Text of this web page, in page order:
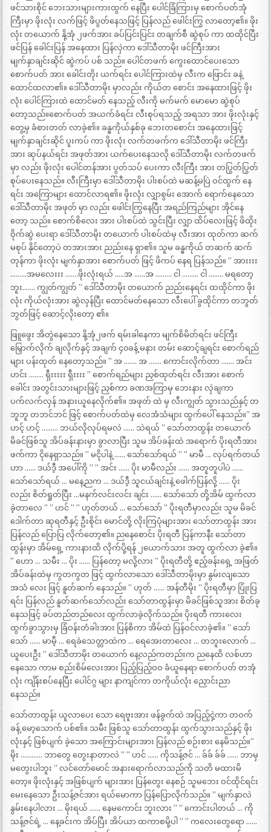
ဖင်သားစိုင် ဘေးသားများကားထွက် နေပြီး ပေါင်ခြံကြားမှ စောက်ပတ်အုံ
ကြီးမှာ ဖိုးလုံး လက်ဖြင့် ဖိပွတ်နေသဖြင့် ပြန်လည် ဖေါင်းကြွ လာတော့၏။ ဖိုး
လုံး တယောက် နို့အုံ ၂ဖက်အား ခပ်ပြင်းပြင်း တချက်စီ ဆွဲစုပ် ကာ ထထိုင်ပြီး
ဖင်ပြန် ခေါင်းပြန် အနေထား ပြန်လှဲကာ ဒေါ်သီတာမိုး ဖင်ကြီးအား
မျက်နှာချင်းဆိုင် ဆွဲကပ် ပစ် သည်။ ပေါင်တဖက် ကွေးထောင်ပေးသော
စောက်ပတ် အား ခေါင်းတိုး ယက်ရင်း ပေါင်ကြားထဲမှ လီးက ဖြောင်း ခနဲ့
ထောင်ထလာ၏။ ဒေါ်သီတာမိုး မှာလည်း ကိုယ်တ စောင်း အနေထားဖြင့် ဖိုး
လုံး ပေါင်ကြားထဲ ထောင်မတ် နေသည့် လီးကို မက်မက် မောမော ဆွဲစုပ်
တော့သည်။စောက်ပတ် အယက်ခံရင်း လီးစုပ်ရသည့် အရသာ အား ဖိုးလုံးနှင့်
တွေ့မှ ခံစားတတ် လာခဲ့၏။ ခန္ဓကိုယ်နှစ်ခု ဘေးတစောင်း အနေထားဖြင့်
မျက်နှာချင်းဆိုင် ပူးကပ် ကာ ဖိုးလုံး လက်တဖက်က ဒေါ်သီတာမိုး ဖင်ကြီး
အား ဆုပ်နယ်ရင်း အဖုတ်အား ယက်ပေးနေသလို ဒေါ်သီတာမိုး လက်တဖက်
မှာ လည်း ဖိုးလုံး ပေါင်တန်အား ပွတ်သပ် ပေးကာ လီးကြီး အား တပြွတ်ပြွတ်
စုပ်ပေးနေသည်။ လီးကြီးမှာ ဒေါ်သီတာမိုး ပါးစပ်ထဲ မဆန့်မပြဲ ဝင်ထွက် နေ
ရင်း အကြောများ ထောင်လာရ၏။ ဖိုးလုံး လျှာစွမ်း အောက် ရောက်နေသော
ဒေါ်သီတာမိုး အဖုတ် မှာ လည်း ဖေါင်းကြွနေပြီး အရည်ကြည်များ အိုင်နေ
တော့ သည်။ စောက်စိလေး အား ပါးစပ်ထဲ သွင်းပြီး လျှာ ထိပ်လေးဖြင့် ဖိထိုး
ဝိုက်ဆွဲ ပေးရာ ဒေါ်သီတာမိုး တယောက် ပါးစပ်ထဲမှ လီးအား ထုတ်ကာ ဆက်
မစုပ် နိုင်တော့ပဲ တအားအား ညည်းနေ ရှာ၏။ သူမ ခန္ဓကိုယ် တဆက် ဆက်
တုန်ကာ ဖိုးလုံး မျက်နှာအား စောက်ပတ် ဖြင့် ဖိကပ် နေရ ပြန်သည်။ ” အားးးး
………အမလေးးး …….ဖိုးလုံးရယ် …..အ ……အ ……… ငါ ……… ငါ …….. မရတော့
ဘူး……. ကျွတ်ကျွတ် ” ဒေါ်သီတာမိုး တယောက် ညည်းနေရင်း ထထိုင်ကာ ဖိုး
လုံး ကိုယ်လုံးအား ဆွဲလှန်ပြီး ထောင်မတ်နေသော လီးပေါ် ခွထိုင်ကာ တဘွတ်
ဘွတ်ဖြင့် ဆောင့်လိုးတော့ ၏။
ဖြူဖွေး အိတွဲနေသော နို့အုံ၂ဖက် ရမ်းခါနေကာ မျက်စိမိတ်ရင်း ဖင်ကြီး
မြှောက်လိုက် ချလိုက်နှင့် အချက် ၄၀ခန့် မနား တမ်း ဆောင့်ချရင်း စောက်ရည်
များ ပန်းထုတ် နေတော့သည်။ ” အ ……. အ ……. ကောင်းလိုက်တာ ……. အင်း
ဟင်း …….. ရှီးးးးး ရှီးးးး ” စောက်ရည်များ ညှစ်ထုတ်ရင်း လီးအား စောက်
ခေါင်း အတွင်းသားများဖြင့် ညှစ်ကာ ခဏအကြာမှ ဘေးနား လှဲချကာ
ပက်လက်လှန် အနားယူနေလိုက်၏။ အဖုတ် ထဲ မှ လီးကျွတ် သွားသည်နှင့် တ
ဘူဘူ တဘင်ဘင် ဖြင့် စောက်ပတ်ထဲမှ လေအံသံများ ထွက်ပေါ် နေသည်။” အ
ဟင့် ဟင့် ……… ဘယ်လိုလုပ်ရမလဲ …… သဲရယ် ” သော်တာထွန်း တယောက်
မိခင်ဖြစ်သူ အိပ်ခန်းနားမှာ ခွာလာပြီး သူမ အိပ်ခန်းထဲ အရောက် ပိုးရတီအား
ဖက်ကာ ငိုနေရှာသည်။ ” မငိုပါနဲ့ …… သော်သော်ရယ် ” ” မာမီ … လုပ်ရက်တယ်
ဟာ …… ဒယ်ဒီ့ အပေါ်ကို ” ” အင်း …… ပိုး မာမီလည်း …… အတူတူပါပဲ ……
သော်သော်ရယ် … မနေ့ညက … ဒယ်ဒီ့ သူငယ်ချင်းနဲ့ ဖေါက်ပြန်လို့ …… ပိုး
လည်း စိတ်ရှုတ်ပြီး …မနက်လင်းလင်း ချင်း …… သော်သော် တို့အိမ် ထွက်လာ
ခဲ့တာလေ ” ” ဟင် ” ” ဟုတ်တယ် … သော်သော် ” ပိုးရတီမှာလည်း သူမ မိခင်
ဒေါက်တာ ဆုရတီနှင့် ဦးစိုင်း မောင်တို့ လိုးကြပုံများအား သော်တာထွန်း အား
ပြန်လည် ပြောပြ လိုက်တော့၏။ ညနေစောင်း ပိုးရတီ ပြန်ကာနီး သော်တာ
ထွန်းမှာ အိမ်ရှေ့ ကားနားထိ လိုက်ပို့ရန် ၂ယောက်သား အတူ ထွက်လာ ခဲ့၏။
” ဟော … သမီး … ပိုး …… ပြန်တော့ မလို့လား ” ပိုးရတီတို့ ဧည့်ခန်းရှေ့ အဖြတ်
အိပ်ခန်းထဲမှ ကွတကွတ ဖြင့် ထွက်လာသော ဒေါ်သီတာမိုးမှာ နွမ်းလျသော
အသံ လေး ဖြင့် နူတ်ဆက် နေသည်။ ” ဟုတ် …… အန်တီမိုး ” ပိုးရတီမှာ ပြုံးပြ
ရင်း ပြန်လည် နူတ်ဆက်သော်လည်း သော်တာထွန်းမှာ မိခင်ဖြစ်သူအား စိတ်ခု
နေသဖြင့် ခပ်တည်တည်လေး ထွက်လာခဲ့လိုက်သည်။ ပိုးရတီ ကားလေး
ထွက်ခွာသွားမှ ခြံဝန်းတံခါးအား ပြန်စိကာ အိမ်ထဲ ပြန်ဝင်လာခဲ့၏။ ” သော်
သော် …… မာမီ့ … ရေခဲသေတ္တာထဲက … ရေအေးတာလေး … တဘူးလောက် …
ယူပေးဦး ” ဒေါ်သီတာမိုး တယောက် နေ့လည်ကတည်းက ညနေထိ လစ်ဟာ
နေသော ကာမ စည်းစိမ်လေးအား ပြည့်ပြည့်ဝဝ ခံယူနေရာ စောက်ပတ် တအုံ
လုံး ကျိန်းစပ်နေပြီး ပေါင်ဂွ များ နာကျင်ကာ တကိုယ်လုံး ညှောင်းညာ
နေသည်။
သော်တာထွန်း ယူလာပေး သော ရေဗူးအား ဖန်ခွက်ထဲ အပြည့်ငှဲ့ကာ တဝက်
ခန့် မော့သောက် ပစ်၏။ သမီး ဖြစ်သူ သော်တာထွန်း ထွက်သွားသည်နှင့် ဖိုး
လုံးနှင့် ဖြစ်ပျက် ခဲ့သော အကြောင်းများအား ပြန်လည် စဉ်းစား နေမိသည်။”
မိုး ………… ဘာတွေ တွေးနာတာလဲ ” ” ဟင် …… ကိုသန့်ဇင် … ခ်ခ် ခ်ခ် …… ဘာမှ
မတွေးပါဘူး ” လင်တော်မောင် အနားရောက်လာသည်ကို သတိ မထားမိ
တော့။ ဖိုးလုံးနှင့် အဖြစ်ပျက် များအား ပြန်တွေး နေစဉ် သူမဘေး ဝင်ထိုင်ရင်း
မေးနေသော ဦးသန့်ဇင်အား ရယ်မောကာ ပြန်ပြောလိုက်သည်။ ” မျက်နှာလဲ
နွမ်းနေပါလား … မိုးရယ် …… နေမကောင်း ဘူးလား ” ” ကောင်းပါတယ် … ကို
သန့်ဇင်ရဲ့ … နေ့ခင်းက အိပ်ပြီး အိပ်ယာ ထကာစမို့ပါ ” ” ကလေးတွေရော ……